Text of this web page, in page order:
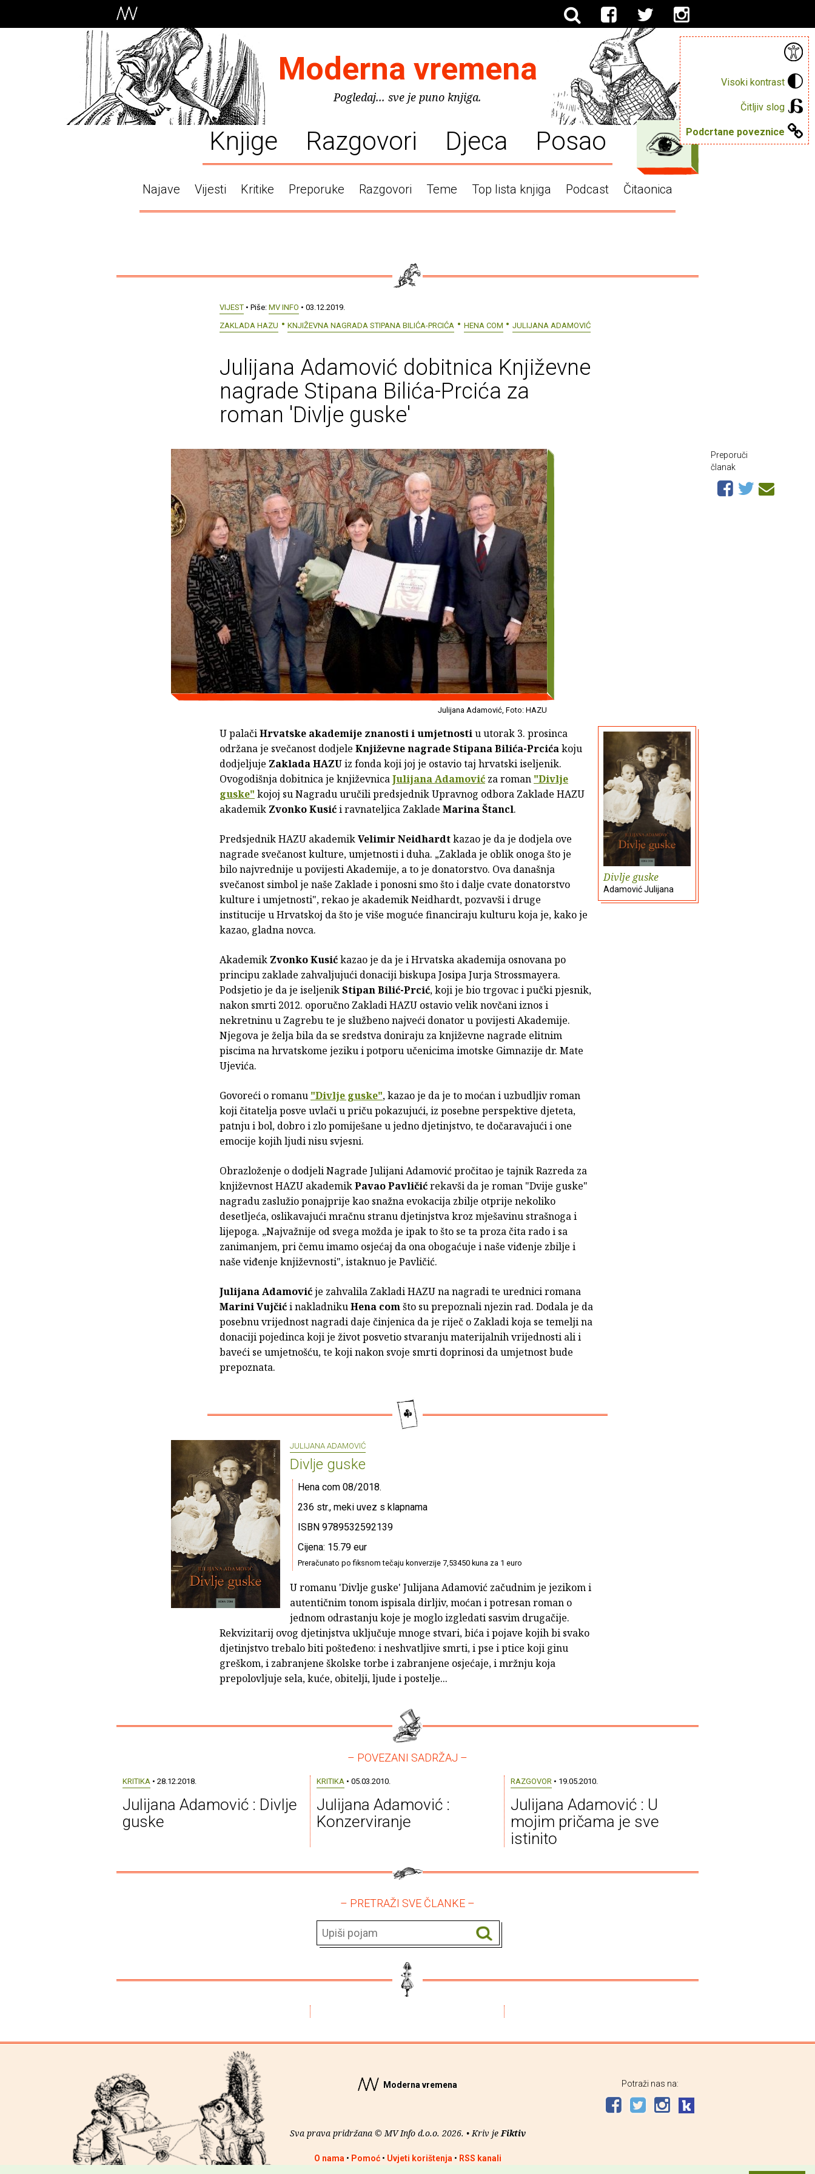
Visoki kontrast
Čitljiv slog
Podcrtane poveznice
Moderna vremena
Pogledaj... sve je puno knjiga.
Knjige Razgovori Djeca Posao
Najave Vijesti Kritike Preporuke Razgovori Teme Top lista knjiga Podcast Čitaonica
VIJEST • Piše: MV INFO • 03.12.2019.
ZAKLADA HAZU
KNJIŽEVNA NAGRADA STIPANA BILIĆA-PRCIĆA HENA COM JULIJANA ADAMOVIĆ
Julijana Adamović dobitnica Književne
nagrade Stipana Bilića-Prcića za
roman 'Divlje guske'
Julijana Adamović, Foto: HAZU
Divlje guske
Adamović Julijana
U palačiHrvatske akademije znanosti i umjetnostiu utorak 3. prosinca
održana je svečanost dodjele Književne nagrade Stipana Bilića-Prcićakoju
dodjeljuje Zaklada HAZUiz fonda koji joj je ostavio taj hrvatski iseljenik.
Ovogodišnja dobitnica je književnicaJulijana Adamović za roman "Divlje
guske" kojoj su Nagradu uručili predsjednik Upravnog odbora Zaklade HAZU
akademik Zvonko Kusići ravnateljica Zaklade Marina Štancl.
Predsjednik HAZU akademikVelimir Neidhardtkazao je da je dodjela ove
nagrade svečanost kulture, umjetnosti i duha. „Zaklada je oblik onoga što je
bilo najvrednije u povijesti Akademije, a to je donatorstvo. Ova današnja
svečanost simbol je naše Zaklade i ponosni smo što i dalje cvate donatorstvo
kulture i umjetnosti", rekao je akademik Neidhardt, pozvavši i druge
institucije u Hrvatskoj da što je više moguće financiraju kulturu koja je, kako je
kazao, gladna novca.
Akademik Zvonko Kusićkazao je da je i Hrvatska akademija osnovana po
principu zaklade zahvaljujući donaciji biskupa Josipa Jurja Strossmayera.
Podsjetio je da je iseljenikStipan Bilić-Prcić, koji je bio trgovac i pučki pjesnik,
nakon smrti 2012. oporučno Zakladi HAZU ostavio velik novčani iznos i
nekretninu u Zagrebu te je službeno najveći donator u povijesti Akademije.
Njegova je želja bila da se sredstva doniraju za književne nagrade elitnim
piscima na hrvatskome jeziku i potporu učenicima imotske Gimnazije dr. Mate
Ujevića.
Govoreći o romanu "Divlje guske", kazao je da je to moćan i uzbudljiv roman
koji čitatelja posve uvlači u priču pokazujući, iz posebne perspektive djeteta,
patnju i bol, dobro i zlo pomiješane u jedno djetinjstvo, te dočaravajući i one
emocije kojih ljudi nisu svjesni.
Obrazloženje o dodjeli Nagrade Julijani Adamović pročitao je tajnik Razreda za
književnost HAZU akademikPavao Pavličićrekavši da je roman "Dvije guske"
nagradu zaslužio ponajprije kao snažna evokacija zbilje otprije nekoliko
desetljeća, oslikavajući mračnu stranu djetinjstva kroz mješavinu strašnoga i
lijepoga. „Najvažnije od svega možda je ipak to što se ta proza čita rado i sa
zanimanjem, pri čemu imamo osjećaj da ona obogaćuje i naše viđenje zbilje i
naše viđenje književnosti", istaknuo je Pavličić.
Julijana Adamovićje zahvalila Zakladi HAZU na nagradi te urednici romana
Marini Vujčići nakladnikuHena comšto su prepoznali njezin rad. Dodala je da
posebnu vrijednost nagradi daje činjenica da je riječ o Zakladi koja se temelji na
donaciji pojedinca koji je život posvetio stvaranju materijalnih vrijednosti ali i
baveći se umjetnošću, te koji nakon svoje smrti doprinosi da umjetnost bude
prepoznata.
JULIJANA ADAMOVIĆ
Divlje guske
Hena com 08/2018.
236 str., meki uvez s klapnama
ISBN 9789532592139
Cijena: 15.79 eur
Preračunato po fiksnom tečaju konverzije 7,53450 kuna za 1 euro
U romanu 'Divlje guske' Julijana Adamović začudnim je jezikom i
autentičnim tonom ispisala dirljiv, moćan i potresan roman o
jednom odrastanju koje je moglo izgledati sasvim drugačije.
Rekvizitarij ovog djetinjstva uključuje mnoge stvari, bića i pojave kojih bi svako
djetinjstvo trebalo biti pošteđeno: i neshvatljive smrti, i pse i ptice koji ginu
greškom, i zabranjene školske torbe i zabranjene osjećaje, i mržnju koja
prepolovljuje sela, kuće, obitelji, ljude i postelje...
Preporuči
članak
– POVEZANI SADRŽAJ –
KRITIKA• 28.12.2018.
Julijana Adamović : Divlje
guske
KRITIKA• 05.03.2010.
Julijana Adamović :
Konzerviranje
RAZGOVOR• 19.05.2010.
Julijana Adamović : U
mojim pričama je sve
istinito
– PRETRAŽI SVE ČLANKE –
Moderna vremena
Sva prava pridržana © MV Info d.o.o. 2026. • Kriv jeFiktiv
O nama• Pomoć• Uvjeti korištenja• RSS kanali
Potraži nas na: